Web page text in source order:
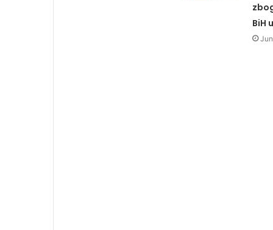
BiH